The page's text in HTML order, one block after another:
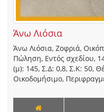
Άνω Λιόσια
Άνω Λιόσια, Ζοφριά,
Πώληση, Εντός σχεδίου,
(μ): 145, Σ.Δ: 0,8, Σ.Κ: 50,
Οικοδομήσιμο,